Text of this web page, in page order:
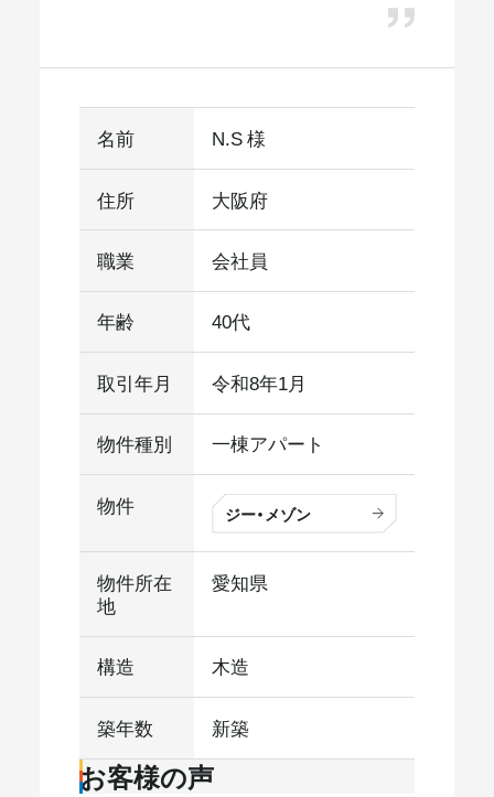
名前 N.S 様
住所 大阪府
職業 会社員
年齢 40代
取引年月 令和8年1月
物件種別 一棟アパート
物件 ジー・メゾン
物件所在
地
愛知県
構造 木造
築年数 新築
お客様の声